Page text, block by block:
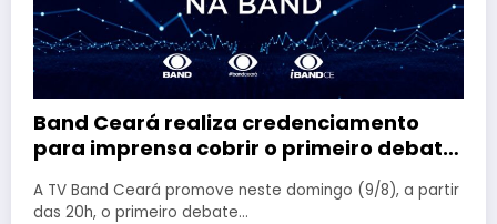
Band Ceará realiza credenciamento
para imprensa cobrir o primeiro debate
entre candidatos ao Governo do Estado
A TV Band Ceará promove neste domingo (9/8), a partir
das 20h, o primeiro debate…